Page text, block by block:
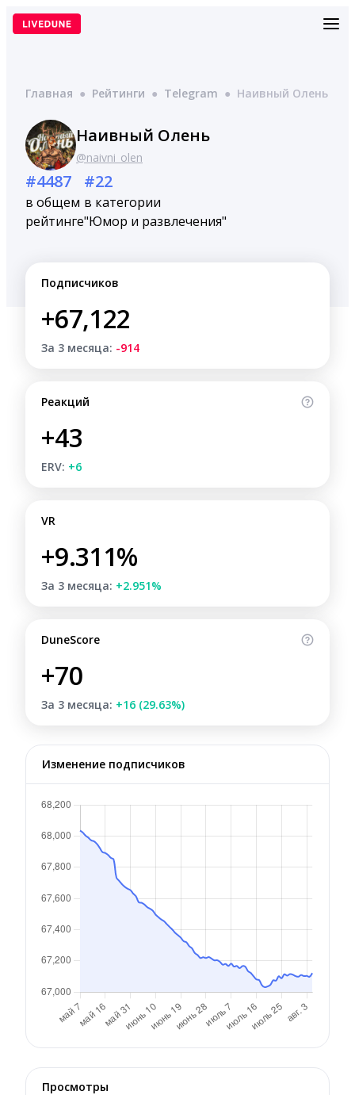
Перейти
Главная ● Рейтинги ● Telegram ● Наивный Олень
Наивный Олень
@naivni_olen
#4487
в общем
рейтинге
#22
в категории
"Юмор и развлечения"
Подписчиков
+67,122
За 3 месяца: -914
Реакций
+43
ERV: +6
VR
+9.311%
За 3 месяца: +2.951%
DuneScore
+70
За 3 месяца: +16 (29.63%)
Изменение подписчиков
Просмотры